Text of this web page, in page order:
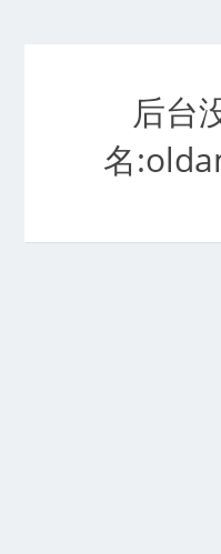
后台
名